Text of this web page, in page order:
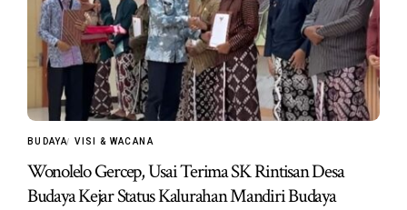
BUDAYA VISI & WACANA
Wonolelo Gercep, Usai Terima SK Rintisan Desa
Budaya Kejar Status Kalurahan Mandiri Budaya